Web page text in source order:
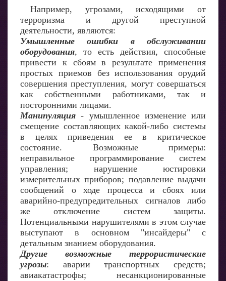
Например, угрозами, исходящими от
терроризма и другой преступной
деятельности, являются:
Умышленные ошибки в обслуживании
оборудования, то есть действия, способные
привести к сбоям в результате применения
простых приемов без использования орудий
совершения преступления, могут совершаться
как собственными работниками, так и
посторонними лицами.
Манипуляция - умышленное изменение или
смещение составляющих какой-либо системы
в целях приведения ее в критическое
состояние. Возможные примеры:
неправильное программирование систем
управления; нарушение юстировки
измерительных приборов; подавление выдачи
сообщений о ходе процесса и сбоях или
аварийно-предупредительных сигналов либо
же отключение систем защиты.
Потенциальными нарушителями в этом случае
выступают в основном "инсайдеры" с
детальным знанием оборудования.
Другие возможные террористические
угрозы: аварии транспортных средств;
авиакатастрофы; несанкционированные